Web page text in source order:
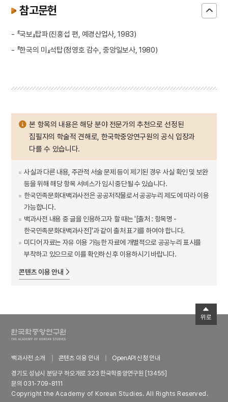
참고문헌
- 『국보』탑파(진홍섭 편, 예경산업사, 1983)
- 『한국의 미』석탑(정영호 감수, 중앙일보사, 1980)
본 항목의 내용은 해당 분야 전문가의 추천으로 선정된
집필자의 학술적 견해로, 한국학중앙연구원의 공식 입장과
다를 수 있습니다.
사실과 다른 내용, 주관적 서술 문제 등이 제기된 경우 사실 확인 및 보완
등을 위해 해당 항목 서비스가 임시 중단될 수 있습니다.
한국민족문화대백과사전은 공공저작물로서 공공누리 제도에 따라 이용
가능합니다.
백과사전 내용 중 글을 인용하고자 할 때는 '[출처 : 항목명 -
한국민족문화대백과사전]'과 같이 출처 표기를 하여야 합니다.
미디어 자료는 자유 이용 가능한 자료에 개별적으로 공공누리 표시를
부착하고 있으므로 이를 확인하신 후 이용하시기 바랍니다.
콘텐츠 이용 안내
백과사전 소개 콘텐츠 이용 안내
OpenAPI 신청 안내
경기도 성남시 분당구 하오개로 323 한국학중앙연구원 [13455]
문의 031-709-8111
Copyright the Academy of Korean Studies. All Rights Reserved.
위로